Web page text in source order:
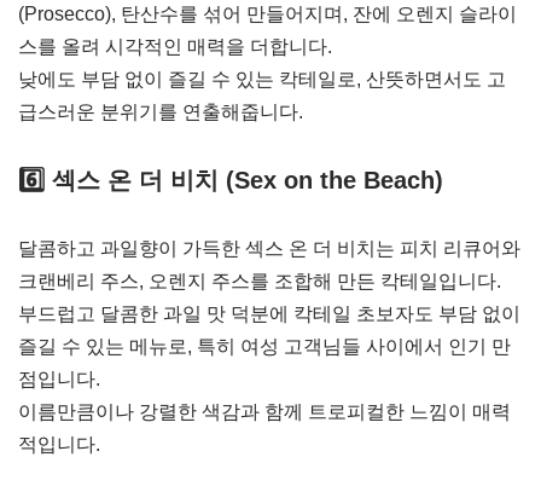
(Prosecco), 탄산수를 섞어 만들어지며, 잔에 오렌지 슬라이
스를 올려 시각적인 매력을 더합니다.
낮에도 부담 없이 즐길 수 있는 칵테일로, 산뜻하면서도 고
급스러운 분위기를 연출해줍니다.
6️⃣ 섹스 온 더 비치 (Sex on the Beach)
달콤하고 과일향이 가득한 섹스 온 더 비치는 피치 리큐어와
크랜베리 주스, 오렌지 주스를 조합해 만든 칵테일입니다.
부드럽고 달콤한 과일 맛 덕분에 칵테일 초보자도 부담 없이
즐길 수 있는 메뉴로, 특히 여성 고객님들 사이에서 인기 만
점입니다.
이름만큼이나 강렬한 색감과 함께 트로피컬한 느낌이 매력
적입니다.